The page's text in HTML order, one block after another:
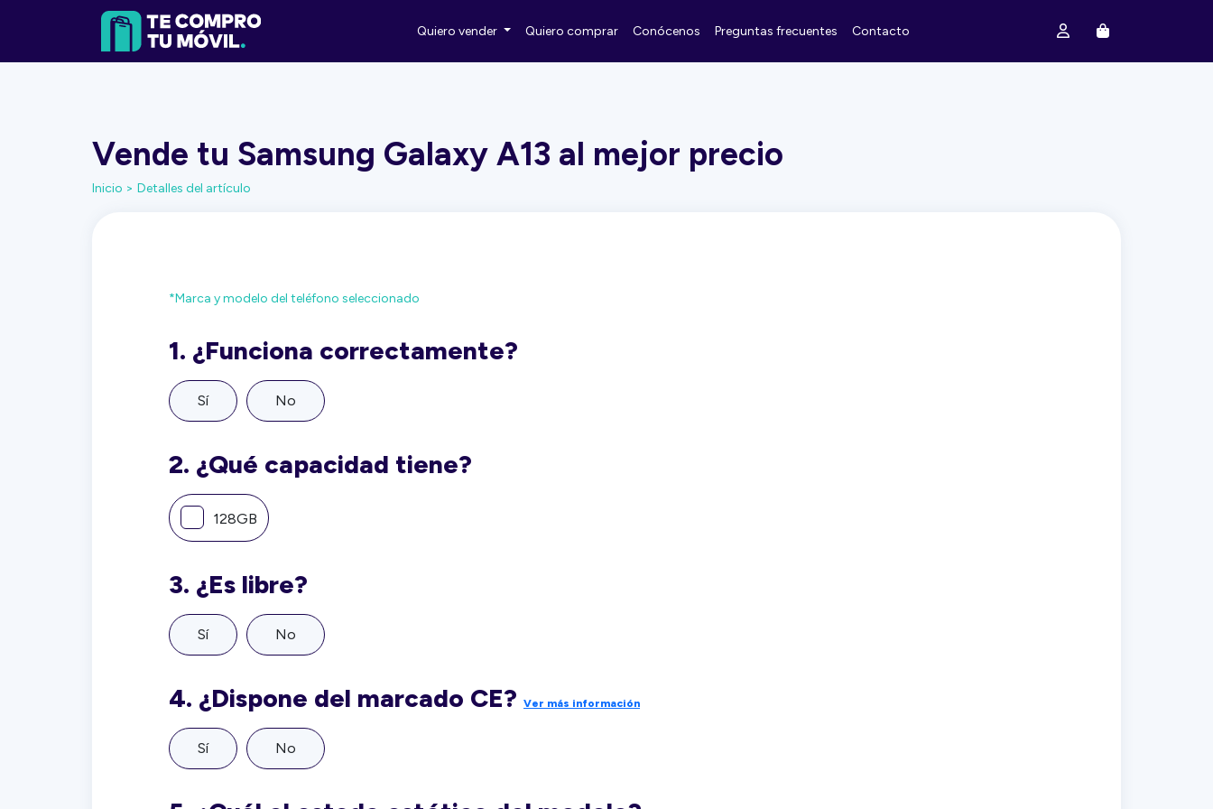
Quiero vender Quiero comprar Conócenos Preguntas frecuentes Contacto
Vende tu Samsung Galaxy A13 al mejor precio
Inicio > Detalles del artículo
*Marca y modelo del teléfono seleccionado
1. ¿Funciona correctamente?
Sí No
2. ¿Qué capacidad tiene?
128GB
3. ¿Es libre?
Sí No
4. ¿Dispone del marcado CE? Ver más información
Sí No